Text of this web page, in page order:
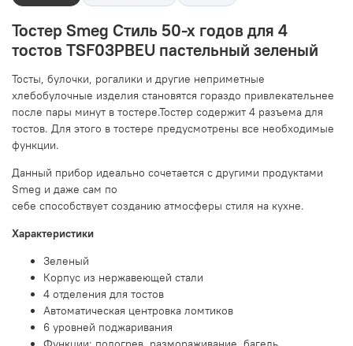
Тостер Smeg Стиль 50-х годов для 4
тостов TSF03PBEU пастельный зеленый
Тосты, булочки, рогалики и другие неприметные
хлебобулочные изделия становятся гораздо привлекательнее
после пары минут в тостере.Тостер содержит 4 разъема для
тостов. Для этого в тостере предусмотрены все необходимые
функции.
Данный прибор идеально сочетается с другими продуктами
Smeg и даже сам по
себе способствует созданию атмосферы стиля на кухне.
Характеристики
Зеленый
Корпус из нержавеющей стали
4 отделения для тостов
Автоматическая центровка ломтиков
6 уровней поджаривания